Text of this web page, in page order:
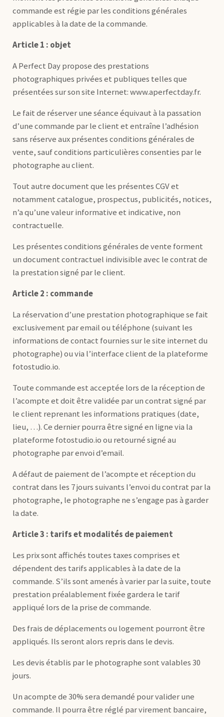
commande est régie par les conditions générales
applicables à la date de la commande.
Article 1 : objet
A Perfect Day propose des prestations
photographiques privées et publiques telles que
présentées sur son site Internet: www.aperfectday.fr.
Le fait de réserver une séance équivaut à la passation
d’une commande par le client et entraîne l’adhésion
sans réserve aux présentes conditions générales de
vente, sauf conditions particulières consenties par le
photographe au client.
Tout autre document que les présentes CGV et
notamment catalogue, prospectus, publicités, notices,
n’a qu’une valeur informative et indicative, non
contractuelle.
Les présentes conditions générales de vente forment
un document contractuel indivisible avec le contrat de
la prestation signé par le client.
Article 2 : commande
La réservation d’une prestation photographique se fait
exclusivement par email ou téléphone (suivant les
informations de contact fournies sur le site internet du
photographe) ou via l’interface client de la plateforme
fotostudio.io.
Toute commande est acceptée lors de la réception de
l’acompte et doit être validée par un contrat signé par
le client reprenant les informations pratiques (date,
lieu, …). Ce dernier pourra être signé en ligne via la
plateforme fotostudio.io ou retourné signé au
photographe par envoi d’email.
A défaut de paiement de l’acompte et réception du
contrat dans les 7 jours suivants l’envoi du contrat par la
photographe, le photographe ne s’engage pas à garder
la date.
Article 3 : tarifs et modalités de paiement
Les prix sont affichés toutes taxes comprises et
dépendent des tarifs applicables à la date de la
commande. S’ils sont amenés à varier par la suite, toute
prestation préalablement fixée gardera le tarif
appliqué lors de la prise de commande.
Des frais de déplacements ou logement pourront être
appliqués. Ils seront alors repris dans le devis.
Les devis établis par le photographe sont valables 30
jours.
Un acompte de 30% sera demandé pour valider une
commande. Il pourra être réglé par virement bancaire,